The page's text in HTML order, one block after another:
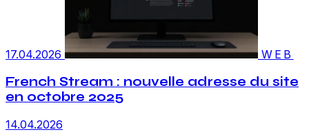
17.04.2026 WEB
French Stream : nouvelle adresse du site
en octobre 2025
14.04.2026